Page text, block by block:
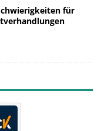
für